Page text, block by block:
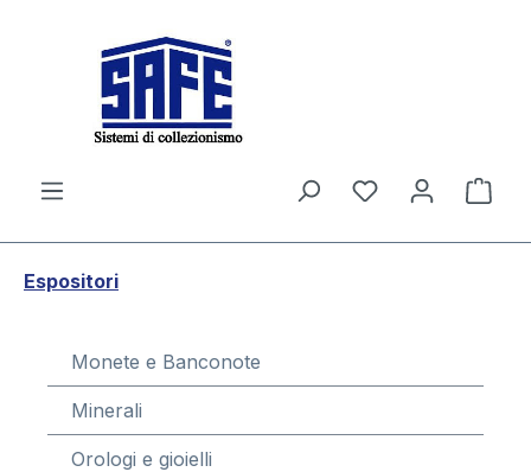
Il
Espositori
Monete e Banconote
Minerali
Orologi e gioielli